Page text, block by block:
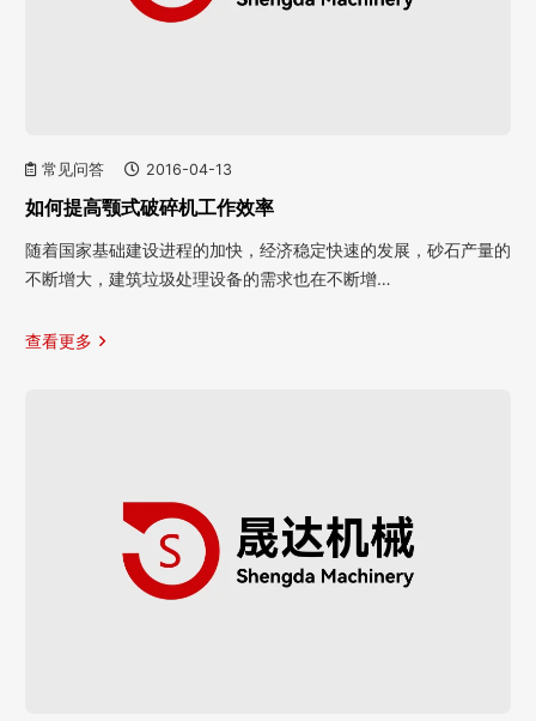
常见问答 2016-04-13
如何提高颚式破碎机工作效率
随着国家基础建设进程的加快，经济稳定快速的发展，砂石产量的
不断增大，建筑垃圾处理设备的需求也在不断增…
查看更多